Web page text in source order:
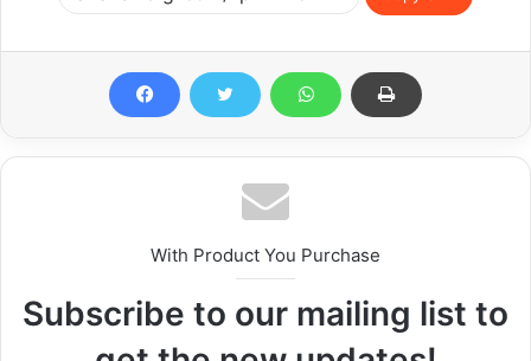
With Product You Purchase
Subscribe to our mailing list to